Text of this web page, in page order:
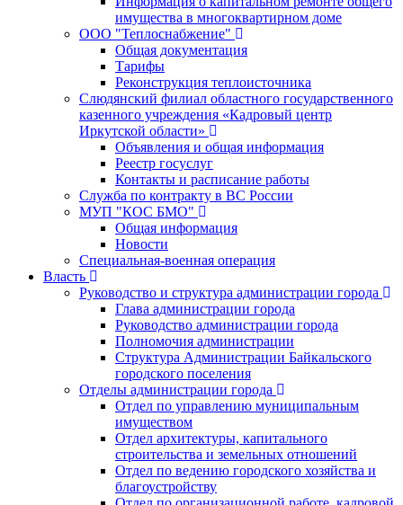
имущества в многоквартирном доме
ООО "Теплоснабжение"
Общая документация
Тарифы
Реконструкция теплоисточника
Слюдянский филиал областного государственного
казенного учреждения «Кадровый центр
Иркутской области»
Объявления и общая информация
Реестр госуслуг
Контакты и расписание работы
Служба по контракту в ВС России
МУП "КОС БМО"
Общая информация
Новости
Специальная-военная операция
Власть
Руководство и структура администрации города
Глава администрации города
Руководство администрации города
Полномочия администрации
Структура Администрации Байкальского
городского поселения
Отделы администрации города
Отдел по управлению муниципальным
имуществом
Отдел архитектуры, капитального
строительства и земельных отношений
Отдел по ведению городского хозяйства и
благоустройству